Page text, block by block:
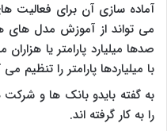
می تواند از آموزش مدل
صدها میلیارد پارامتر یا
با میلیاردها پارامتر را تنظیم
به گفته بایدو بانک ها و
را به کار گرفته اند.